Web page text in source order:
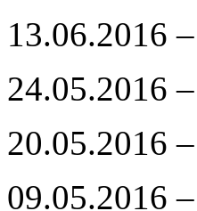
13.06.2016
24.05.2016
20.05.2016
09.05.2016